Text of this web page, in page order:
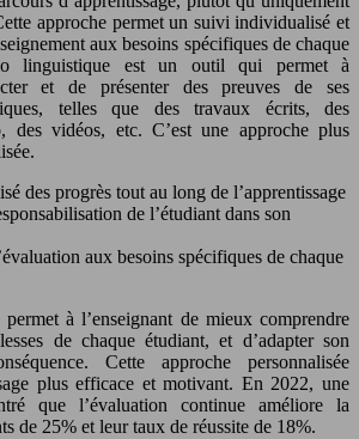
approche permet un suivi individualisé et
aux besoins spécifiques de chaque
linguistique est un outil qui permet à
et de présenter des preuves de ses
telles que des travaux écrits, des
des vidéos, etc. C’est une approche plus
des progrès tout au long de l’apprentissage
de l’étudiant dans son
aux besoins spécifiques de chaque
à l’enseignant de mieux comprendre
de chaque étudiant, et d’adapter son
Cette approche personnalisée
plus efficace et motivant. En 2022, une
que l’évaluation continue améliore la
de 25% et leur taux de réussite de 18%.